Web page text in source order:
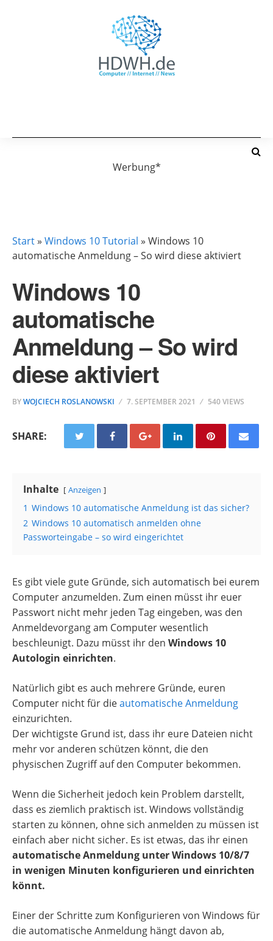
Werbung*
Start» Windows 10 Tutorial » Windows 10
automatische Anmeldung – So wird diese aktiviert
Windows 10
automatische
Anmeldung – So wird
diese aktiviert
BYWOJCIECH ROSLANOWSKI 7. SEPTEMBER 2021 540 VIEWS
SHARE:
Inhalte Anzeigen
1 Windows 10 automatische Anmeldung ist das sicher?
2 Windows 10 automatisch anmelden ohne
Passworteingabe – so wird eingerichtet
Es gibt viele gute Gründe, sich automatisch bei eurem
Computer anzumelden. Zum einen müsst ihr euer
Passwort nicht mehr jeden Tag eingeben, was den
Anmeldevorgang am Computer wesentlich
beschleunigt. Dazu müsst ihr den Windows 10
Autologin einrichten.
Natürlich gibt es auch mehrere Gründe, euren
Computer nicht für dieautomatische Anmeldung
einzurichten.
Der wichtigste Grund ist, dass ihr eure Dateien nicht
mehr vor anderen schützen könnt, die den
physischen Zugriff auf den Computer bekommen.
Wenn die Sicherheit jedoch kein Problem darstellt,
dass es ziemlich praktisch ist. Windows vollständig
starten zu können, ohne sich anmelden zu müssen ist
einfach aber nicht sicher. Es ist etwas, das ihr einen
automatische Anmeldung unter Windows 10/8/7
in wenigen Minuten konfigurieren und einrichten
könnt.
Einer der Schritte zum Konfigurieren von Windows für
die automatische Anmeldung hängt davon ab,